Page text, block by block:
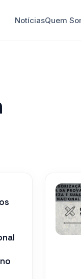
NotíciasQuem